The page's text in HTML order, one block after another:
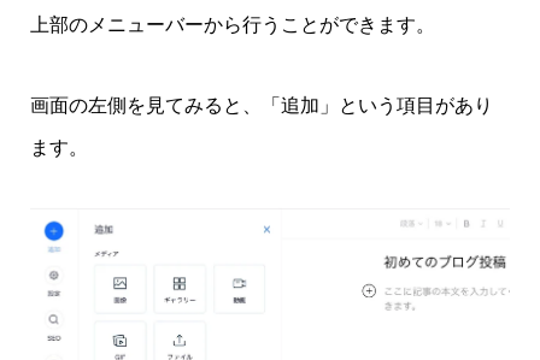
上部のメニューバーから行うことができます。
画面の左側を見てみると、「追加」という項目があり
ます。